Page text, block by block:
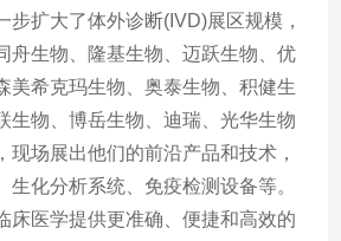
步扩大了体外诊断(IVD)展区规模，
舟生物、隆基生物、迈跃生物、优
美希克玛生物、奥泰生物、积健生
生物、博岳生物、迪瑞、光华生物
现场展出他们的前沿产品和技术，
生化分析系统、免疫检测设备等。
床医学提供更准确、便捷和高效的